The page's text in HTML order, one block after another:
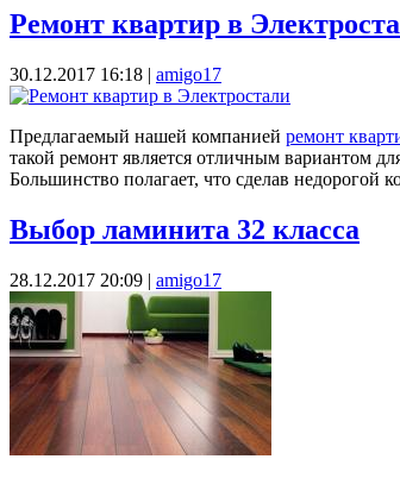
Ремонт квартир в
30.12.2017 16:18 | amigo17
Предлагаемый нашей компанией ремонт
такой ремонт является отличным вариантом
Большинство полагает, что сделав недорогой
Выбор ламинита 32 класса
28.12.2017 20:09 | amigo17